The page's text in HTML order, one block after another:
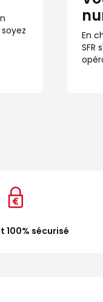
En
SFR
100% sécurisé